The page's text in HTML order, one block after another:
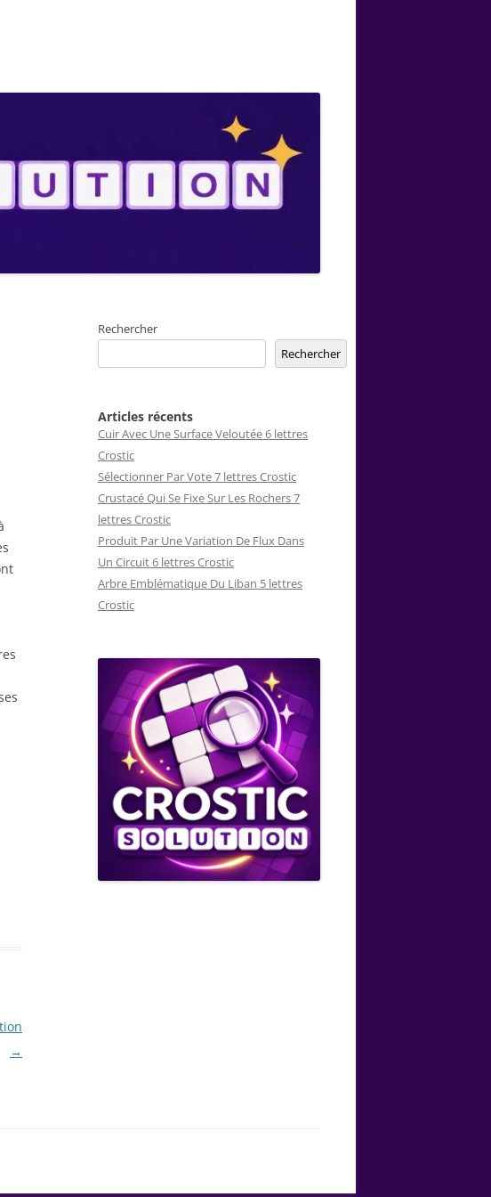
→
Rechercher
Rechercher
Articles récents
Cuir Avec Une Surface Veloutée 6 lettres
Crostic
Sélectionner Par Vote 7 lettres Crostic
Crustacé Qui Se Fixe Sur Les Rochers 7
lettres Crostic
Produit Par Une Variation De Flux Dans
Un Circuit 6 lettres Crostic
Arbre Emblématique Du Liban 5 lettres
Crostic